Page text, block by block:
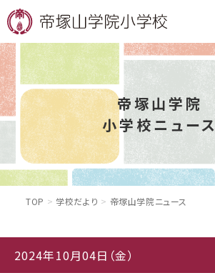
帝塚山学院
小学校ニュース
TOP 学校だより 帝塚山学院ニュース
2024年10月04日（金）